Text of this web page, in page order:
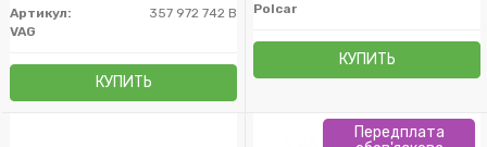
Артикул:
357 972 742 B
VAG
КУПИТЬ
Polcar
КУПИТЬ
Передплата